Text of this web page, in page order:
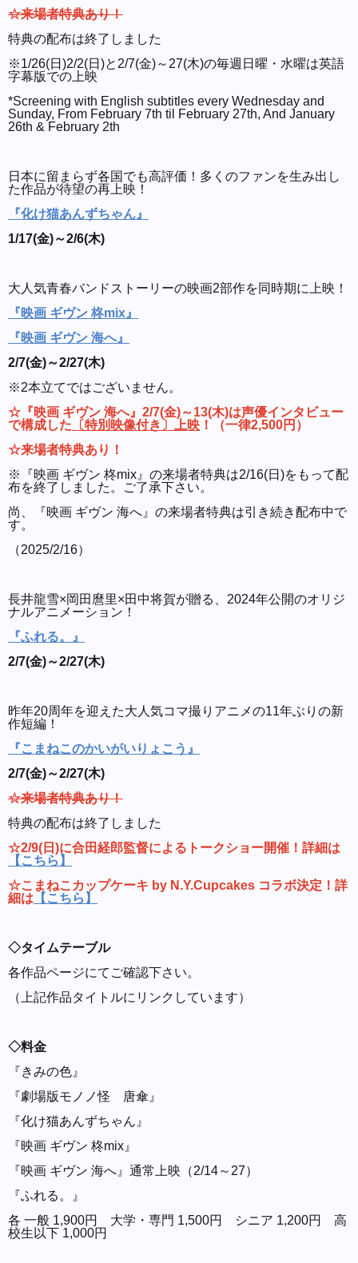
☆来場者特典あり！
特典の配布は終了しました
※1/26(日)2/2(日)と2/7(金)～27(木)の毎週日曜・水曜は英語
字幕版での上映
*Screening with English subtitles every Wednesday and
Sunday, From February 7th til February 27th, And January
26th & February 2th
日本に留まらず各国でも高評価！多くのファンを生み出し
た作品が待望の再上映！
『化け猫あんずちゃん』
1/17(金)～2/6(木)
大人気青春バンドストーリーの映画2部作を同時期に上映！
『映画 ギヴン 柊mix』
『映画 ギヴン 海へ』
2/7(金)～2/27(木)
※2本立てではございません。
☆『映画 ギヴン 海へ』2/7(金)～13(木)は声優インタビュー
で構成した 〔特別映像付き〕上映 ！（一律2,500円）
☆来場者特典あり！
※『映画 ギヴン 柊mix』の来場者特典は2/16(日)をもって配
布を終了しました。ご了承下さい。
尚、『映画 ギヴン 海へ』の来場者特典は引き続き配布中で
す。
（2025/2/16）
長井龍雪×岡田麿里×田中将賀が贈る、2024年公開のオリジ
ナルアニメーション！
『ふれる。』
2/7(金)～2/27(木)
昨年20周年を迎えた大人気コマ撮りアニメの11年ぶりの新
作短編！
『こまねこのかいがいりょこう』
2/7(金)～2/27(木)
☆来場者特典あり！
特典の配布は終了しました
☆2/9(日)に合田経郎監督によるトークショー開催！詳細は
【こちら】
☆こまねこカップケーキ by N.Y.Cupcakes コラボ決定！詳
細は 【こちら】
◇タイムテーブル
各作品ページにてご確認下さい。
（上記作品タイトルにリンクしています）
◇料金
『きみの色』
『劇場版モノノ怪 唐傘』
『化け猫あんずちゃん』
『映画 ギヴン 柊mix』
『映画 ギヴン 海へ』通常上映（2/14～27）
『ふれる。』
各 一般 1,900円 大学・専門 1,500円 シニア 1,200円 高
校生以下 1,000円